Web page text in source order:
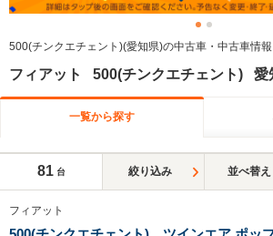
500(チンクエチェント)(愛知県)の中古車・中古車情報
フィアット 500(チンクエチェント) 愛
一覧から探す
81 台 絞り込み 並べ替え
フィアット